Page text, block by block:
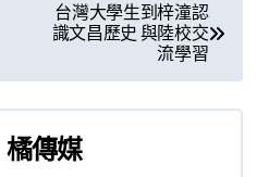
台灣大學生到梓潼認
識文昌歷史 與陸校交
流學習
橘傳媒